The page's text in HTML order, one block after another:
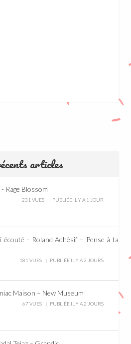
articles
Rage Blossom
231 VUES PUBLIÉE IL Y A 1 JOUR
écouté - Roland Adhésif – Pense à ta
181 VUES PUBLIÉE IL Y A 2 JOURS
Maison – New Museum
67 VUES PUBLIÉE IL Y A 2 JOURS